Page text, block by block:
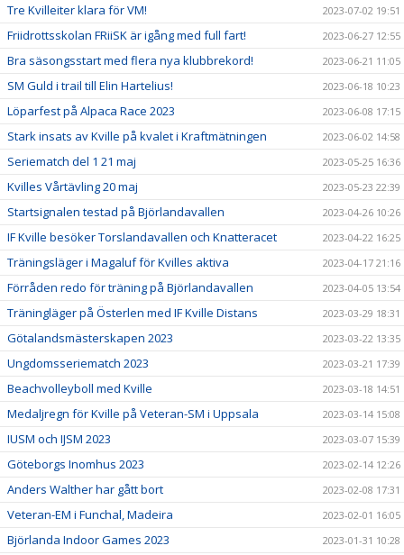
Tre Kvilleiter klara för VM! 2023-07-02 19:51
Friidrottsskolan FRiiSK är igång med full fart! 2023-06-27 12:55
Bra säsongsstart med flera nya klubbrekord! 2023-06-21 11:05
SM Guld i trail till Elin Hartelius! 2023-06-18 10:23
Löparfest på Alpaca Race 2023 2023-06-08 17:15
Stark insats av Kville på kvalet i Kraftmätningen 2023-06-02 14:58
Seriematch del 1 21 maj 2023-05-25 16:36
Kvilles Vårtävling 20 maj 2023-05-23 22:39
Startsignalen testad på Björlandavallen 2023-04-26 10:26
IF Kville besöker Torslandavallen och Knatteracet 2023-04-22 16:25
Träningsläger i Magaluf för Kvilles aktiva 2023-04-17 21:16
Förråden redo för träning på Björlandavallen 2023-04-05 13:54
Träningläger på Österlen med IF Kville Distans 2023-03-29 18:31
Götalandsmästerskapen 2023 2023-03-22 13:35
Ungdomsseriematch 2023 2023-03-21 17:39
Beachvolleyboll med Kville 2023-03-18 14:51
Medaljregn för Kville på Veteran-SM i Uppsala 2023-03-14 15:08
IUSM och IJSM 2023 2023-03-07 15:39
Göteborgs Inomhus 2023 2023-02-14 12:26
Anders Walther har gått bort 2023-02-08 17:31
Veteran-EM i Funchal, Madeira 2023-02-01 16:05
Björlanda Indoor Games 2023 2023-01-31 10:28